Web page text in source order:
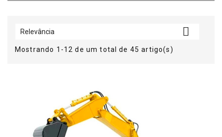
Relevância 
Mostrando 1-12 de um total de 45 artigo(s)